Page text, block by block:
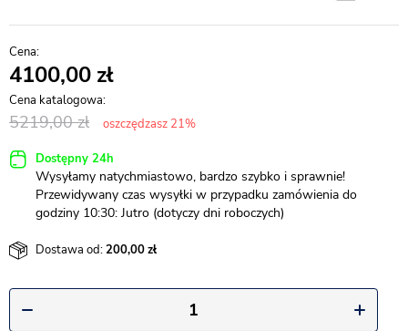
4100,00
5219,00 oszczędzasz 21%
Dostępny 24h
Wysyłamy natychmiastowo, bardzo szybko i sprawnie!
Przewidywany czas wysyłki w przypadku zamówienia do
godziny 10:30: Jutro (dotyczy dni roboczych)
Dostawa od:200,00